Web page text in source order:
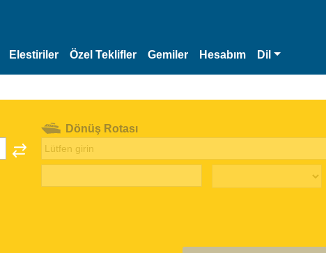
Elestiriler Özel Teklifler Gemiler Hesabım Dil
Dönüş Rotası